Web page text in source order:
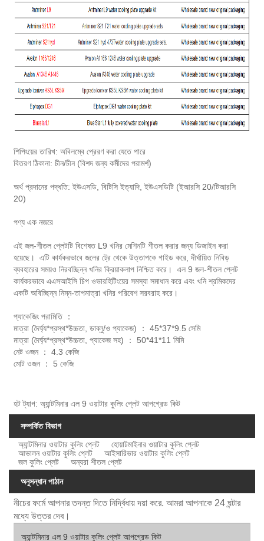
শিপিংয়ের তারিখ: অবিলম্বে প্রেরণ করা যেতে পারে
বিতরণ ঠিকানা: চীন/চীন (বিশদ জন্য কর্মীদের পরামর্শ)
অর্থ প্রদানের পদ্ধতি: ইউএসডি, বিটিসি ইত্যাদি, ইউএসডিটি (ইআরসি 20/টিআরসি
20)
পণ্য এক নজরে
এই জল-শীতল প্লেটটি বিশেষত L9 খনির মেশিনটি শীতল করার জন্য ডিজাইন করা
হয়েছে। এটি কার্যকরভাবে জলের ট্রে থেকে উত্তাপকে গাইড করে, দীর্ঘায়িত নিবিড়
ব্যবহারের সময়ও নিরবচ্ছিন্ন খনির ক্রিয়াকলাপ নিশ্চিত করে। এল 9 জল-শীতল প্লেট
কার্যকরভাবে এএসআইসি চিপ ওভারহিটিংয়ের সমস্যা সমাধান করে এবং খনি শ্রমিকদের
একটি অবিচ্ছিন্ন নিম্ন-তাপমাত্রা খনির পরিবেশ সরবরাহ করে।
প্যাকেজিং পরামিতি ：
মাত্রা (দৈর্ঘ্য*প্রস্থ*উচ্চতা, ডাব্লু/ও প্যাকেজ) ： 45*37*9.5 সেমি
মাত্রা (দৈর্ঘ্য*প্রস্থ*উচ্চতা, প্যাকেজ সহ) ： 50*41*11 মিমি
নেট ওজন ： 4.3 কেজি
মোট ওজন ： 5 কেজি
হট ট্যাগ: অ্যান্টমিনার এল 9 ওয়াটার কুলিং প্লেট আপগ্রেড কিট
সম্পর্কিত বিভাগ
অ্যান্টমিনার ওয়াটার কুলিং প্লেট
হোয়াটমাইনার ওয়াটার কুলিং প্লেট
আভালন ওয়াটার কুলিং প্লেট
আইসারিভার ওয়াটার কুলিং প্লেট
জল কুলিং প্লেট
অন্যরা শীতল প্লেট
অনুসন্ধান পাঠান
নীচের ফর্মে আপনার তদন্ত দিতে নির্দ্বিধায় দয়া করে. আমরা আপনাকে 24 ঘন্টার
মধ্যে উত্তর দেব।